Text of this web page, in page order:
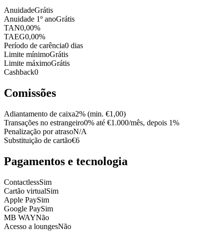
AnuidadeGrátis
Anuidade 1º anoGrátis
TAN0,00%
TAEG0,00%
Período de carência0 dias
Limite mínimoGrátis
Limite máximoGrátis
Cashback0
Comissões
Adiantamento de caixa2% (min. €1,00)
Transações no estrangeiro0% até €1.000/mês, depois 1%
Penalização por atrasoN/A
Substituição de cartão€6
Pagamentos e tecnologia
ContactlessSim
Cartão virtualSim
Apple PaySim
Google PaySim
MB WAYNão
Acesso a loungesNão